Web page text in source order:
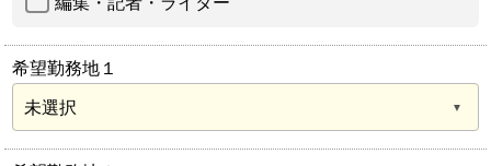
希望勤務地１